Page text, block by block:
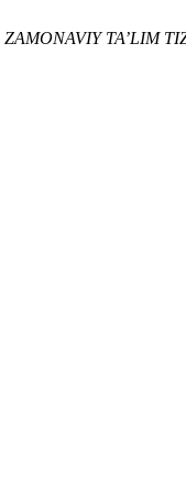
ZAMONAVIY TA’LIM